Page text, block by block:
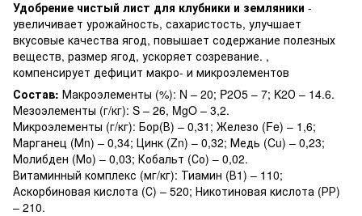
Удобрение чистый лист для клубники и земляники -
увеличивает урожайность, сахаристость, улучшает
вкусовые качества ягод, повышает содержание полезных
веществ, размер ягод, ускоряет созревание. ,
компенсирует дефицит макро- и микроэлементов
Состав: Макроэлементы (%): N – 20; P2О5 – 7; K2О – 14.6.
Мезоэлементы (г/кг): S – 26, MgO – 3,2.
Микроэлементы (г/кг): Бор(В) – 0,31; Железо (Fe) – 1,6;
Марганец (Мn) – 0,34; Цинк (Zn) – 0,32; Медь (Cu) – 0,23;
Молибден (Мо) – 0,03; Кобальт (Со) – 0,02.
Витаминный комплекс (мг/кг): Тиамин (В1) – 110;
Аскорбиновая кислота (С) – 520; Никотиновая кислота (РР)
– 210.